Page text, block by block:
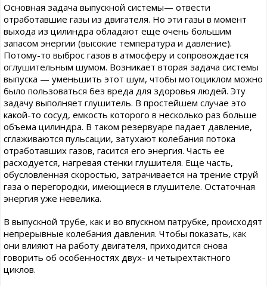
Основная задача выпускной системы— отвести
отработавшие газы из двигателя. Но эти газы в момент
выхода из цилиндра обладают еще очень большим
запасом энергии (высокие температура и давление).
Потому-то выброс газов в атмосферу и сопровождается
оглушительным шумом. Возникает вторая задача системы
выпуска — уменьшить этот шум, чтобы мотоциклом можно
было пользоваться без вреда для здоровья людей. Эту
задачу выполняет глушитель. В простейшем случае это
какой-то сосуд, емкость которого в несколько раз больше
объема цилиндра. В таком резервуаре падает давление,
сглаживаются пульсации, затухают колебания потока
отработавших газов, гасится его энергия. Часть ее
расходуется, нагревая стенки глушителя. Еще часть,
обусловленная скоростью, затрачивается на трение струй
газа о перегородки, имеющиеся в глушителе. Остаточная
энергия уже невелика.
В выпускной трубе, как и во впускном патрубке, происходят
непрерывные колебания давления. Чтобы показать, как
они влияют на работу двигателя, приходится снова
говорить об особенностях двух- и четырехтактного
циклов.